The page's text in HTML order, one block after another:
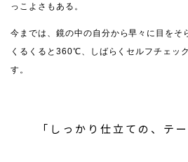
っこよさもある。
今までは、鏡の中の自分から早々に目をそ
くるくると360℃、しばらくセルフチェッ
す。
「しっかり仕立ての、テ